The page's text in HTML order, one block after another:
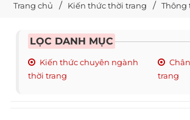
Trang chủ Kiến thức thời trang Thông
LỌC DANH MỤC
Kiến thức chuyên ngành
thời trang
trang